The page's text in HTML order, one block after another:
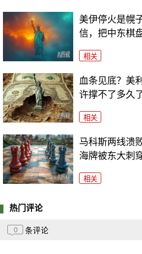
美伊停火是幌
信，把中东棋
相关
血条见底？美
许撑不了多久
相关
马科斯两线溃
海牌被东大刺
相关
热门评论
0 条评论